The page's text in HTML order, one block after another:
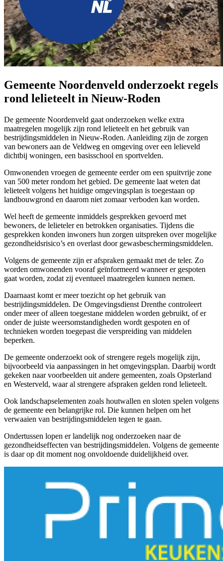
Gemeente Noordenveld onderzoekt regels
rond lelieteelt in Nieuw-Roden
De gemeente Noordenveld gaat onderzoeken welke extra
maatregelen mogelijk zijn rond lelieteelt en het gebruik van
bestrijdingsmiddelen in Nieuw-Roden. Aanleiding zijn de zorgen
van bewoners aan de Veldweg en omgeving over een lelieveld
dichtbij woningen, een basisschool en sportvelden.
Omwonenden vroegen de gemeente eerder om een spuitvrije zone
van 500 meter rondom het gebied. De gemeente laat weten dat
lelieteelt volgens het huidige omgevingsplan is toegestaan op
landbouwgrond en daarom niet zomaar verboden kan worden.
Wel heeft de gemeente inmiddels gesprekken gevoerd met
bewoners, de lelieteler en betrokken organisaties. Tijdens die
gesprekken konden inwoners hun zorgen uitspreken over mogelijke
gezondheidsrisico’s en overlast door gewasbeschermingsmiddelen.
Volgens de gemeente zijn er afspraken gemaakt met de teler. Zo
worden omwonenden vooraf geïnformeerd wanneer er gespoten
gaat worden, zodat zij eventueel maatregelen kunnen nemen.
Daarnaast komt er meer toezicht op het gebruik van
bestrijdingsmiddelen. De Omgevingsdienst Drenthe controleert
onder meer of alleen toegestane middelen worden gebruikt, of er
onder de juiste weersomstandigheden wordt gespoten en of
technieken worden toegepast die verspreiding van middelen
beperken.
De gemeente onderzoekt ook of strengere regels mogelijk zijn,
bijvoorbeeld via aanpassingen in het omgevingsplan. Daarbij wordt
gekeken naar voorbeelden uit andere gemeenten, zoals Opsterland
en Westerveld, waar al strengere afspraken gelden rond lelieteelt.
Ook landschapselementen zoals houtwallen en sloten spelen volgens
de gemeente een belangrijke rol. Die kunnen helpen om het
verwaaien van bestrijdingsmiddelen tegen te gaan.
Ondertussen lopen er landelijk nog onderzoeken naar de
gezondheidseffecten van bestrijdingsmiddelen. Volgens de gemeente
is daar op dit moment nog onvoldoende duidelijkheid over.